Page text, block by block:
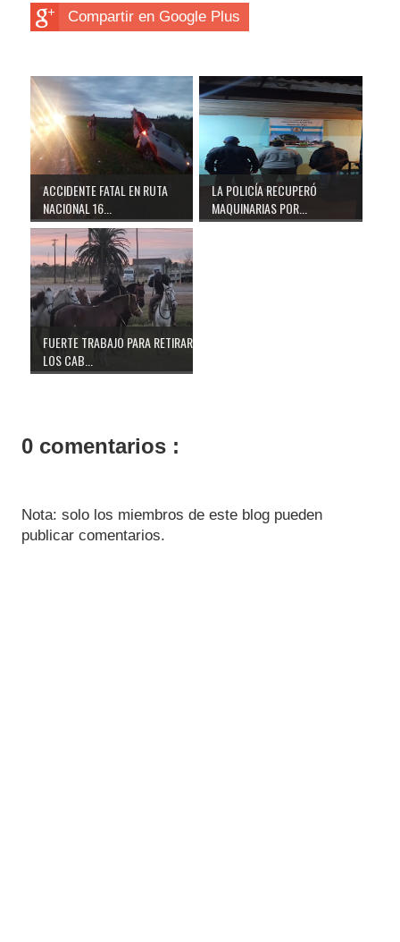
Compartir en Google Plus
ACCIDENTE FATAL EN RUTA
NACIONAL 16...
LA POLICÍA RECUPERÓ
MAQUINARIAS POR...
FUERTE TRABAJO PARA RETIRAR
LOS CAB...
0 comentarios :
Nota: solo los miembros de este blog pueden
publicar comentarios.